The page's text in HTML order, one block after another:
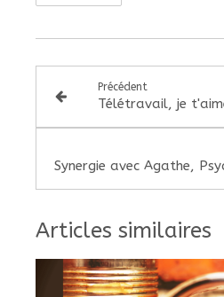
Précédent
Articles similaires